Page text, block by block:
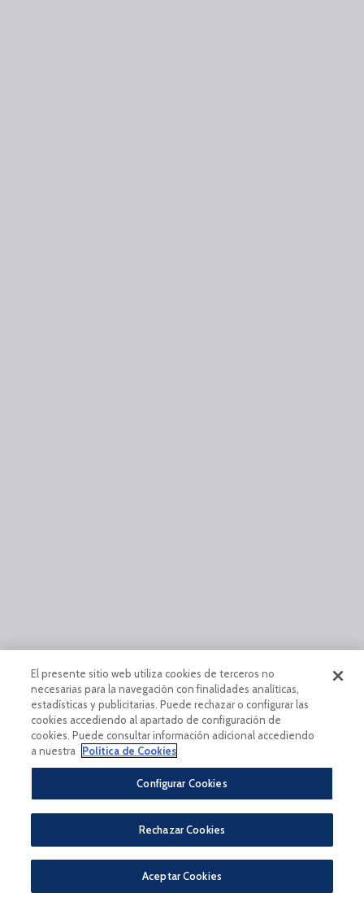
El presente sitio web utiliza cookies de terceros no
necesarias para la navegación con finalidades analíticas,
estadísticas y publicitarias. Puede rechazar o configurar las
cookies accediendo al apartado de configuración de
cookies. Puede consultar información adicional accediendo
a nuestra
Política de Cookies
Configurar Cookies
Rechazar Cookies
Aceptar Cookies